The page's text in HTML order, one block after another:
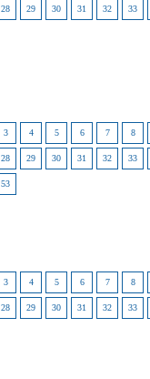
28 29 30 31 32 33
3 4 5 6 7 8
28 29 30 31 32 33
53
3 4 5 6 7 8
28 29 30 31 32 33